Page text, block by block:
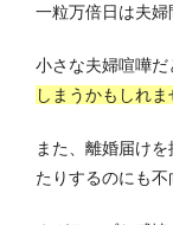
一粒万倍日は夫婦
小さな夫婦喧嘩だ
しまうかもしれま
また、離婚届け
たりするのにも不